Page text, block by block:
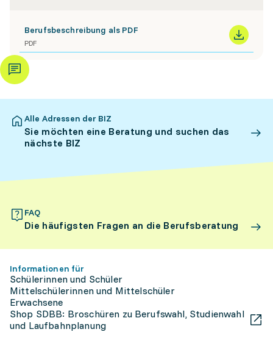
Berufsbeschreibung als PDF
PDF
Alle Adressen der BIZ
Sie möchten eine Beratung und suchen das
nächste BIZ
FAQ
Die häufigsten Fragen an die Berufsberatung
Informationen für
Schülerinnen und Schüler
Mittelschülerinnen und Mittelschüler
Erwachsene
Shop SDBB: Broschüren zu Berufswahl, Studienwahl
und Laufbahnplanung